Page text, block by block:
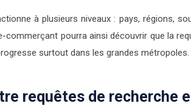
à plusieurs niveaux : pays, régions,
commerçant pourra ainsi découvrir que la
surtout dans les grandes
requêtes de recherche